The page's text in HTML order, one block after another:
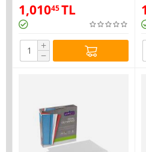
1,01045TL
+
−